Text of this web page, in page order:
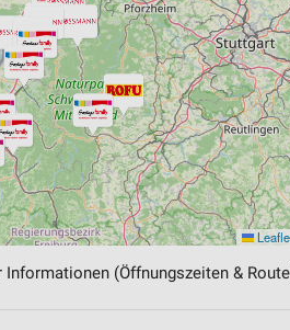
(Öffnungszeiten &